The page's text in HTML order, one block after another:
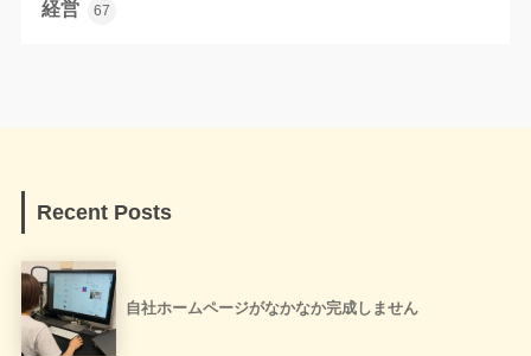
経営 67
Recent Posts
自社ホームページがなかなか完成しません